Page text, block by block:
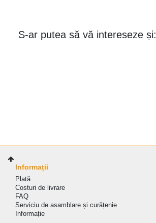
S-ar putea să vă intereseze și:
Informații
Plată
Costuri de livrare
FAQ
Serviciu de asamblare și curățenie
Informație